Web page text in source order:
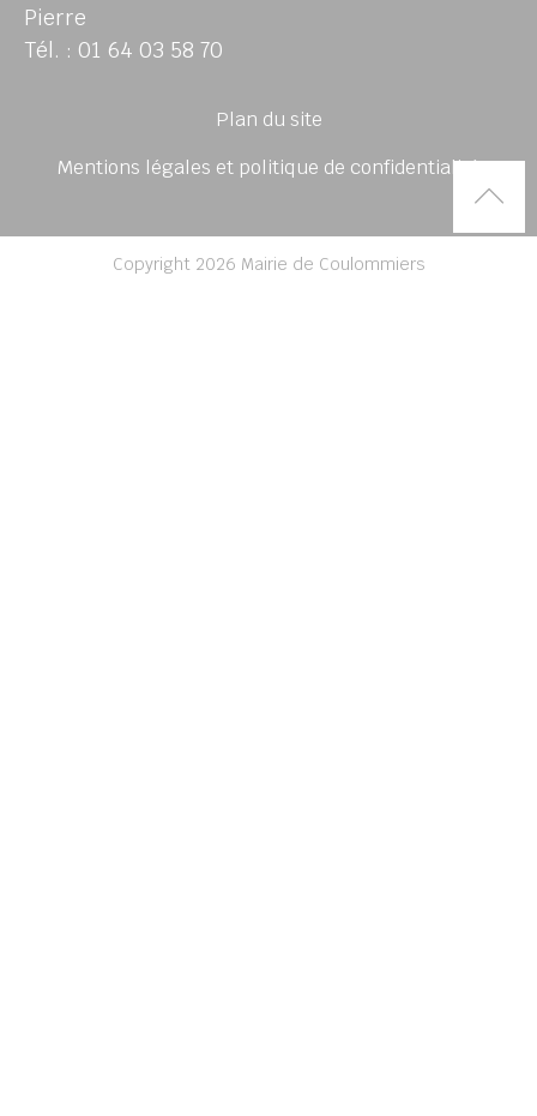
Pierre
Tél. : 01 64 03 58 70
Plan du site
Mentions légales et politique de confidentialité
Copyright 2026 Mairie de Coulommiers